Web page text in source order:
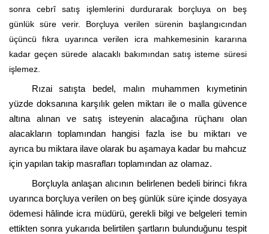
sonra cebrî satış işlemlerini durdurarak borçluya on beş
günlük süre verir. Borçluya verilen sürenin başlangıcından
üçüncü fıkra uyarınca verilen icra mahkemesinin kararına
kadar geçen sürede alacaklı bakımından satış isteme süresi
işlemez.
Rızaisatışta bedel, malın muhammen kıymetinin
yüzde doksanına karşılık gelen miktarı ile o malla güvence
altına alınan ve satış isteyenin alacağına rüçhanı olan
alacakların toplamından hangisi fazla ise bu miktarı ve
ayrıca bu miktara ilave olarak bu aşamaya kadar bu mahcuz
için yapılan takip masrafları toplamından az olamaz.
Borçluyla anlaşan alıcının belirlenen bedeli birinci fıkra
uyarınca borçluya verilen on beş günlük süre içinde dosyaya
ödemesi hâlinde icra müdürü, gerekli bilgi ve belgeleri temin
ettikten sonra yukarıda belirtilen şartların bulunduğunu tespit